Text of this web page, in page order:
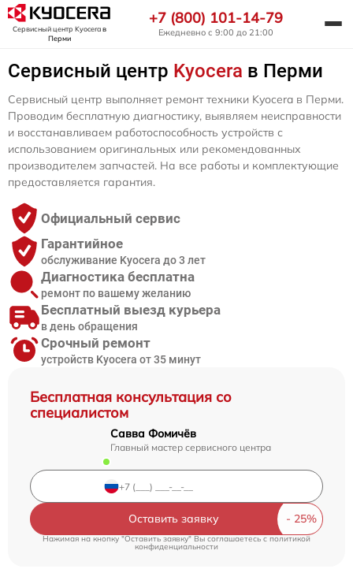
Сервисный центр Kyoceraв
Перми
+7 (800) 101-14-79
Ежедневно с 9:00 до 21:00
Сервисный центр Kyocera в Перми
Бесплатная консультация со
специалистом
Савва Фомичёв
Главный мастер сервисного центра
Оставить заявку
Нажимая на кнопку "Оставить заявку" Вы соглашаетесь c политикой
конфиденциальности
Сервисный центр выполняет ремонт техники Kyocera в Перми.
Проводим бесплатную диагностику, выявляем неисправности
и восстанавливаем работоспособность устройств с
использованием оригинальных или рекомендованных
производителем запчастей. На все работы и комплектующие
предоставляется гарантия.
Официальный сервис
Гарантийное
обслуживание Kyocera до 3 лет
Диагностика бесплатна
ремонт по вашему желанию
Бесплатный выезд курьера
в день обращения
Срочный ремонт
устройств Kyocera от 35 минут